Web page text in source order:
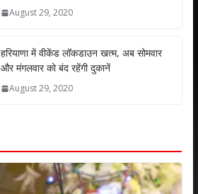
August 29, 2020
हरियाणा में वीकेंड लॉकडाउन खत्म, अब सोमवार
और मंगलवार को बंद रहेंगी दुकानें
August 29, 2020